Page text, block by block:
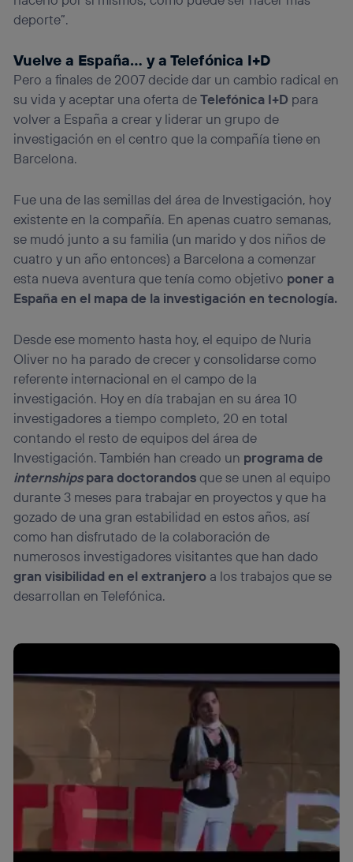
deporte”.
Vuelve a España… y a Telefónica I+D
Pero a finales de 2007 decide dar un cambio radical en
su vida y aceptar una oferta deTelefónica I+D para
volver a España a crear y liderar un grupo de
investigación en el centro que la compañía tiene en
Barcelona.
Fue una de las semillas del área de Investigación, hoy
existente en la compañía. En apenas cuatro semanas,
se mudó junto a su familia (un marido y dos niños de
cuatro y un año entonces) a Barcelona a comenzar
esta nueva aventura que tenía como objetivo poner a
España en el mapa de la investigación en tecnología.
Desde ese momento hasta hoy, el equipo de Nuria
Oliver no ha parado de crecer y consolidarse como
referente internacional en el campo de la
investigación. Hoy en día trabajan en su área 10
investigadores a tiempo completo, 20 en total
contando el resto de equipos del área de
Investigación. También han creado un programa de
internshipspara doctorandosque se unen al equipo
durante 3 meses para trabajar en proyectos y que ha
gozado de una gran estabilidad en estos años, así
como han disfrutado de la colaboración de
numerosos investigadores visitantes que han dado
gran visibilidad en el extranjero a los trabajos que se
desarrollan en Telefónica.